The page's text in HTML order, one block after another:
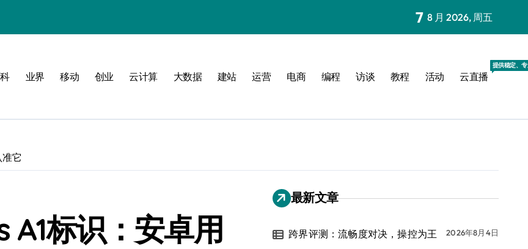
7 8 月 2026, 周五
业界 移动 创业 云计算 大数据 建站 运营 电商 编程 访谈 教程 活动 云直播
提供稳定、
它
A1标识：安卓用
最新文章
跨界评测：流畅度对决，操控为王 2026年8月4日